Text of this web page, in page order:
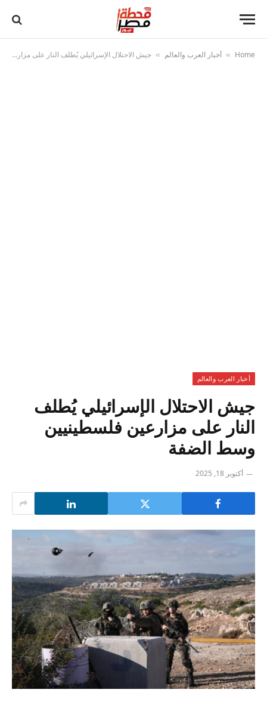
Home
» أخبار العرب والعالم » جيش الاحتلال الإسرائيلي يُطلف النار على مزارعين فلسطينيين وسط الضفة
أخبار العرب والعالم
جيش الاحتلال الإسرائيلي يُطلف
النار على مزارعين فلسطينيين
وسط الضفة
أكتوبر 18, 2025